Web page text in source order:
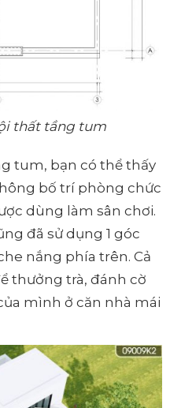
thất tầng tum
tum, bạn có thể thấy
bố trí phòng chức
dùng làm sân chơi.
đã sử dụng 1 góc
nắng phía trên. Cả
thưởng trà, đánh cờ
mình ở căn nhà mái